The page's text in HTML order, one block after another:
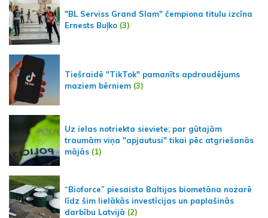
"BL Serviss Grand Slam" čempiona titulu izcīna
Ernests Buļko (3)
Tiešraidē "TikTok" pamanīts apdraudējums
maziem bērniem (3)
Uz ielas notriekta sieviete; par gūtajām
traumām viņa "apjautusi" tikai pēc atgriešanās
mājās (1)
“Bioforce” piesaista Baltijas biometāna nozarē
līdz šim lielākās investīcijas un paplašinās
darbību Latvijā (2)